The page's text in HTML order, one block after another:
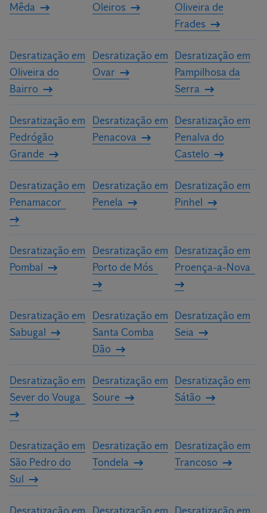
Mêda
Oleiros
Oliveira de
Frades
Desratização em
Oliveira do
Bairro
Desratização em
Ovar
Desratização em
Pampilhosa da
Serra
Desratização em
Pedrógão
Grande
Desratização em
Penacova
Desratização em
Penalva do
Castelo
Desratização em
Penamacor
Desratização em
Penela
Desratização em
Pinhel
Desratização em
Pombal
Desratização em
Porto de Mós
Desratização em
Proença-a-Nova
Desratização em
Sabugal
Desratização em
Santa Comba
Dão
Desratização em
Seia
Desratização em
Sever do Vouga
Desratização em
Soure
Desratização em
Sátão
Desratização em
São Pedro do
Sul
Desratização em
Tondela
Desratização em
Trancoso